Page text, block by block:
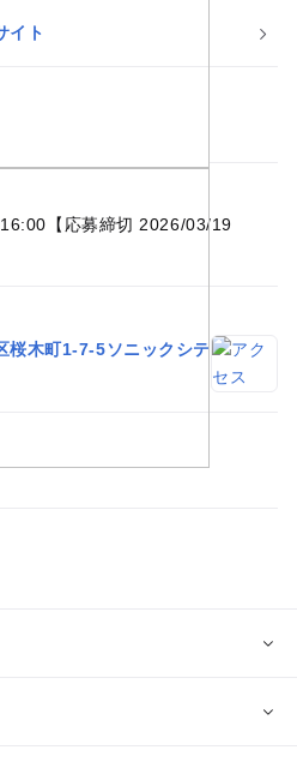
イト
【応募締切 2026/03/19
桜木町1-7-5ソニックシテ